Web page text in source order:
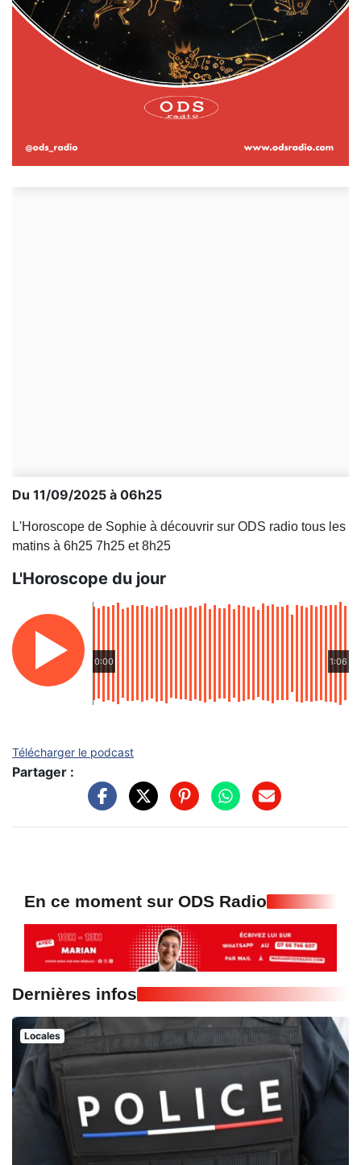
Du 11/09/2025 à 06h25
L'Horoscope de Sophie à découvrir sur ODS radio tous les
matins à 6h25 7h25 et 8h25
L'Horoscope du jour
0:00 1:06
Télécharger le podcast
Partager :
En ce moment sur ODS Radio
Dernières infos
Locales